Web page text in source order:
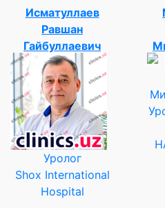
Исматуллаев
Равшан
Гайбуллаевич
Уролог
Shox International
Hospital